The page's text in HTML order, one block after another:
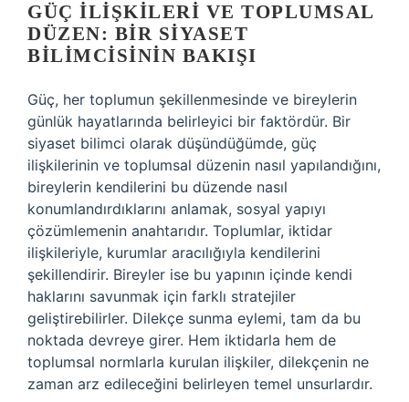
GÜÇ İLIŞKILERI VE TOPLUMSAL
DÜZEN: BIR SIYASET
BILIMCISININ BAKIŞI
Güç, her toplumun şekillenmesinde ve bireylerin
günlük hayatlarında belirleyici bir faktördür. Bir
siyaset bilimci olarak düşündüğümde, güç
ilişkilerinin ve toplumsal düzenin nasıl yapılandığını,
bireylerin kendilerini bu düzende nasıl
konumlandırdıklarını anlamak, sosyal yapıyı
çözümlemenin anahtarıdır. Toplumlar, iktidar
ilişkileriyle, kurumlar aracılığıyla kendilerini
şekillendirir. Bireyler ise bu yapının içinde kendi
haklarını savunmak için farklı stratejiler
geliştirebilirler. Dilekçe sunma eylemi, tam da bu
noktada devreye girer. Hem iktidarla hem de
toplumsal normlarla kurulan ilişkiler, dilekçenin ne
zaman arz edileceğini belirleyen temel unsurlardır.